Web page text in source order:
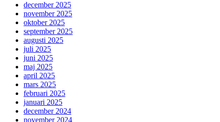
december 2025
november 2025
oktober 2025
september 2025
augusti 2025
juli 2025
juni 2025
maj 2025
april 2025
mars 2025
februari 2025
januari 2025
december 2024
november 2024